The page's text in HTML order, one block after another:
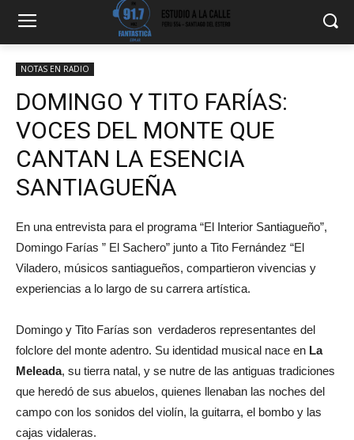
NOTAS EN RADIO
DOMINGO Y TITO FARÍAS:
VOCES DEL MONTE QUE
CANTAN LA ESENCIA
SANTIAGUEÑA
En una entrevista para el programa “El Interior Santiagueño”,
Domingo Farías ” El Sachero” junto a Tito Fernández “El
Viladero, músicos santiagueños, compartieron vivencias y
experiencias a lo largo de su carrera artística.
Domingo y Tito Farías son verdaderos representantes del
folclore del monte adentro. Su identidad musical nace en La
Meleada, su tierra natal, y se nutre de las antiguas tradiciones
que heredó de sus abuelos, quienes llenaban las noches del
campo con los sonidos del violín, la guitarra, el bombo y las
cajas vidaleras.